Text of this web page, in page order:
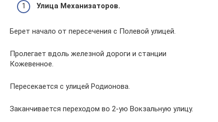
Улица Механизаторов.
Берет начало от пересечения с Полевой улицей.
Пролегает вдоль железной дороги и станции
Кожевенное.
Пересекается с улицей Родионова.
Заканчивается переходом во 2-ую Вокзальную улицу.